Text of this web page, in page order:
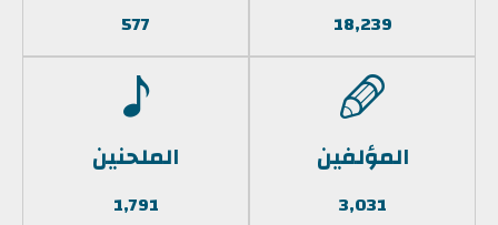
18,239
577
المؤلفين
3,031
الملحنين
1,791